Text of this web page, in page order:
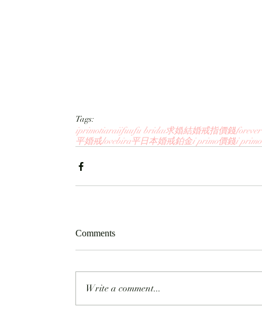
Tags:
iprimotiaraiifuufu bridal求婚結婚戒指價錢
平婚戒lovebird平日本婚戒鉑金i primo價錢i
Comments
Write a comment...